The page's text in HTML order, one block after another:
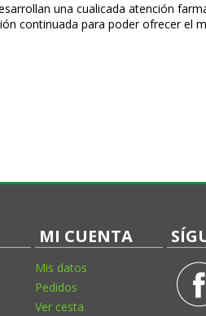
una cualificada atención
continuada para poder ofrecer el
MI CUENTA
Mis datos
Pedidos
Ver cesta